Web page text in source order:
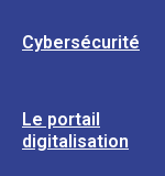
Cybersécurité
Le portail
digitalisation